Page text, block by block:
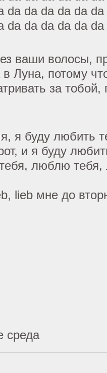
da da da da da
da da da da da
ваши волосы,
Луна, потому
за
я буду любить
и я буду
люблю
lieb мне до
среда